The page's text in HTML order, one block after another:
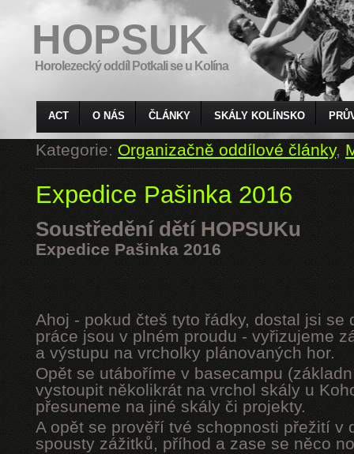
HOPSUK
Horolezecký oddíl Potkali se u Kolína
ACT O NÁS ČLÁNKY SKÁLY KOLÍNSKO
Kategorie:Organizačně oddílové články,
Expedice Pašinka 2016
Soustředění dětí HOPSUKu
Expedice Pašinka 2016
Ahoj - pokud čteš tyto řádky, dostal jsi se
práce jsou v plném proudu - vyřizujeme
a výstupu na vrcholky plánovaných hor.
Opět se utáboříme v basecampu
vystoupit několikrát na vrchol skály u
přesuneme na jiné skály či projekty.
A opět se prověří tvé schopnosti přežití v
spousty zážitků, příhod a zase se něco